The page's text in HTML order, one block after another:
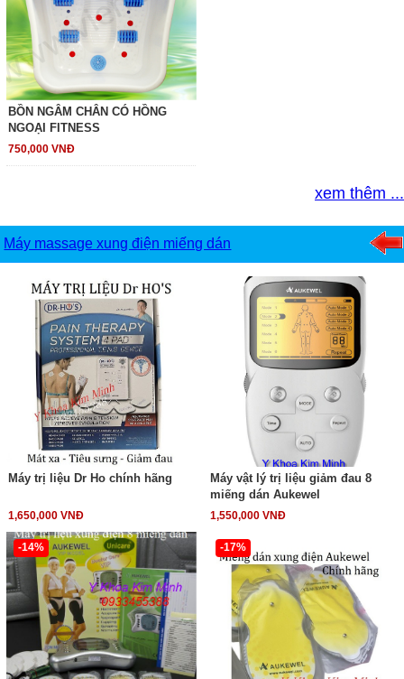
BỒN NGÂM CHÂN CÓ HỒNG
NGOẠI FITNESS
750,000 VNĐ
xem thêm ...
Máy massage xung điện miếng dán
Máy trị liệu Dr Ho chính hãng
1,650,000 VNĐ
Máy vật lý trị liệu giảm đau 8
miếng dán Aukewel
1,550,000 VNĐ
-14% -17%